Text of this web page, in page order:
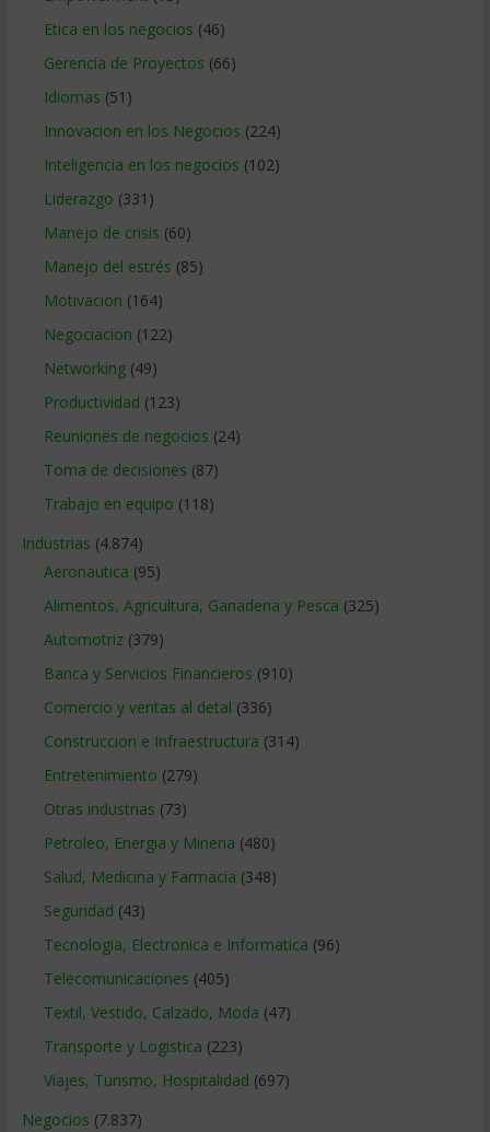
Etica en los negocios (46)
Gerencia de Proyectos (66)
Idiomas (51)
Innovacion en los Negocios (224)
Inteligencia en los negocios (102)
Liderazgo (331)
Manejo de crisis (60)
Manejo del estrés (85)
Motivacion (164)
Negociacion (122)
Networking(49)
Productividad (123)
Reuniones de negocios (24)
Toma de decisiones (87)
Trabajo en equipo (118)
Industrias (4.874)
Aeronautica (95)
Alimentos, Agricultura, Ganaderia y Pesca (325)
Automotriz(379)
Banca y Servicios Financieros (910)
Comercio y ventas al detal (336)
Construccion e Infraestructura (314)
Entretenimiento (279)
Otras industrias (73)
Petroleo, Energia y Mineria (480)
Salud, Medicina y Farmacia (348)
Seguridad (43)
Tecnologia, Electronica e Informatica (96)
Telecomunicaciones (405)
Textil, Vestido, Calzado, Moda (47)
Transporte y Logistica (223)
Viajes, Turismo, Hospitalidad (697)
Negocios (7.837)